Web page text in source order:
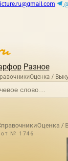
Разное
Оценка /
Оценка /
№ 1746